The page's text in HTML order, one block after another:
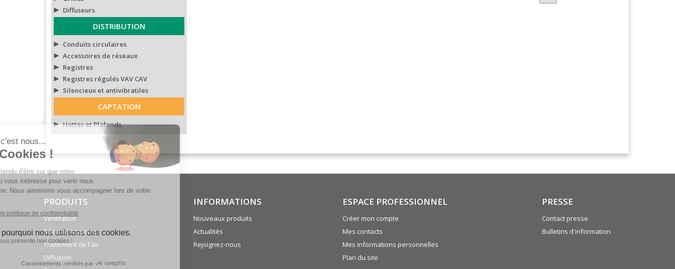
Diffuseurs
DISTRIBUTION
Conduits circulaires
Accessoires de réseaux
Registres
Registres régulés VAV CAV
Silencieux et antivibratiles
CAPTATION
Hottes et Plafonds
PRODUITS
Ventilation
Sécurité incendie
Traitement de l'air
Diffusion
INFORMATIONS
Nouveaux produits
Actualités
Rejoignez-nous
ESPACE PROFESSIONNEL
Créer mon compte
Mes contacts
Mes informations personnelles
Plan du site
PRESSE
Contact presse
Bulletins d'information